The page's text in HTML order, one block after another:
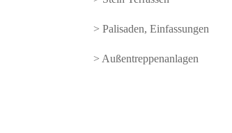
> Palisaden, Einfassungen
> Außentreppenanlagen